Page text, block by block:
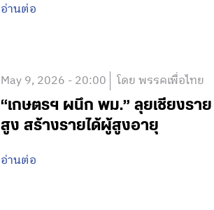
อ่านต่อ
May 9, 2026 - 20:00 โดย พรรคเพื่อไทย
“เกษตรฯ ผนึก พม.” ลุยเชียง
สูง สร้างรายได้ผู้สูงอายุ
อ่านต่อ